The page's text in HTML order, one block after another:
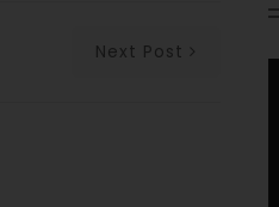
Next Post